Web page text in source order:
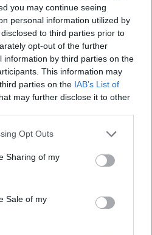
you may continue seeing
personal information utilized by
to third parties prior to
opt-out of the further
information by third parties on the
This information may
parties on the IAB’s List of
may further disclose it to other
app uses one or more Google
behaviour. You may click to
and its third-party tags to
purposes in below Google
Opt Outs
Sharing of my
Sale of my
(DE/US & AT) -Maybe